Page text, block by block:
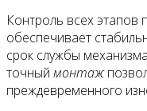
Контроль всех этапов
обеспечивает
срок службы
точный монтаж
преждевременного